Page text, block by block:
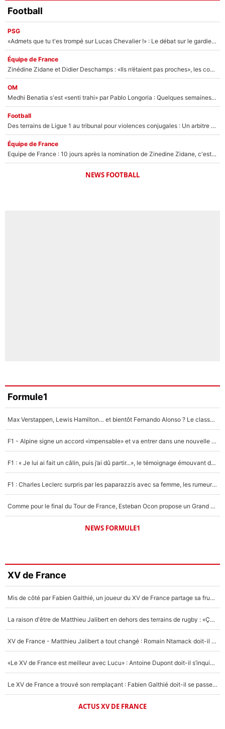
Football
PSG
«Admets que tu t'es trompé sur Lucas Chevalier !» : Le débat sur le gardien du PSG vire au clash à l'After Foot
Équipe de France
Zinédine Zidane et Didier Deschamps : «Ils n’étaient pas proches», les confidences d’un membre de l’équipe de France 1998 sur leur relation spéciale
OM
Medhi Benatia s'est «senti trahi» par Pablo Longoria : Quelques semaines après son départ, l'ancien directeur de football de l'OM règle ses comptes
Football
Des terrains de Ligue 1 au tribunal pour violences conjugales : Un arbitre français encourt une peine de 18 mois de prison !
Équipe de France
Equipe de France : 10 jours après la nomination de Zinedine Zidane, c'est au tour de son fils de prendre un nouveau départ !
NEWS FOOTBALL
Formule1
Max Verstappen, Lewis Hamilton… et bientôt Fernando Alonso ? Le classement des pilotes les mieux payés en Formule 1 risque de changer !
F1 - Alpine signe un accord «impensable» et va entrer dans une nouvelle dimension : Grande nouvelle pour Pierre Gasly !
F1 : « Je lui ai fait un câlin, puis j’ai dû partir...», le témoignage émouvant de Max Verstappen sur sa fille
F1 : Charles Leclerc surpris par les paparazzis avec sa femme, les rumeurs étaient vraies !
Comme pour le final du Tour de France, Esteban Ocon propose un Grand Prix de Formule 1 à Paris : «Autour de l’Arc de Triomphe, ce serait génial» !
NEWS FORMULE1
XV de France
Mis de côté par Fabien Galthié, un joueur du XV de France partage sa frustration : «ils ne me l’ont pas dit tout de suite»
La raison d'être de Matthieu Jalibert en dehors des terrains de rugby : «Ça m'atteint autant que si tu touches à un membre de ma famille»
XV de France - Matthieu Jalibert a tout changé : Romain Ntamack doit-il s’inquiéter pour sa place à un an de la Coupe du monde ?
«Le XV de France est meilleur avec Lucu» : Antoine Dupont doit-il s’inquiéter pour sa place ?
Le XV de France a trouvé son remplaçant : Fabien Galthié doit-il se passer d'Antoine Dupont ?
ACTUS XV DE FRANCE